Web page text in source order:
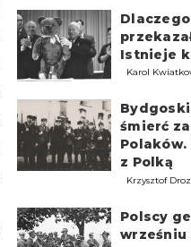
Istnieje
Karol
Bydgoski
śmierć
Polaków.
z Polką
Krzysztof
Polscy
wrześniu